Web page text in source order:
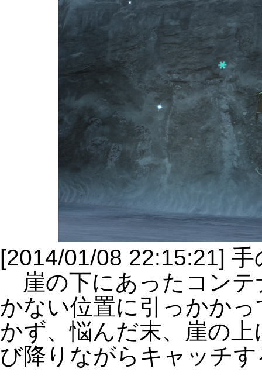
[2014/01/08 22:15:21]
崖の下にあったコンテ
かない位置に引っかか
かず、悩んだ末、崖の
び降りながらキャッチ